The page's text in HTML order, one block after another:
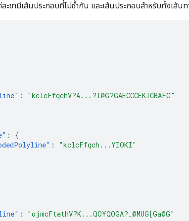
ละขามีเส้นประกอบที่ไม่ซ้ำกัน และเส้นประกอบสำหรับทั้งเส้น
:
"kclcFfqchV?A...?I@G?GAECCCEKICBAFG"
:
{
:
"kclcFfqch...YIOKI"
:
"ojmcFtethV?K...QOYQOGA?_@MUG[Ga@G"